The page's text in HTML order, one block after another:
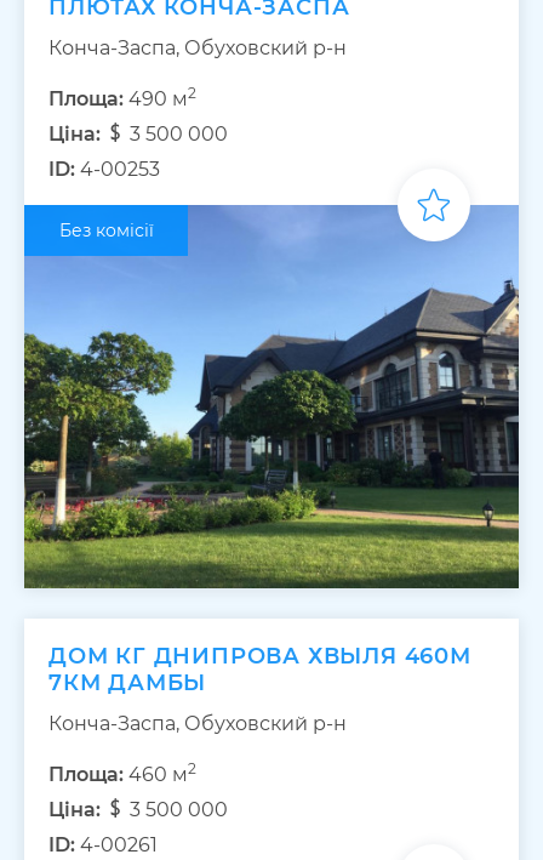
ПЛЮТАХ КОНЧА-ЗАСПА
Конча-Заспа, Обуховский р-н
Площа: 490 м2
Ціна:
3 500 000
ID: 4-00253
Без комісії
ДОМ КГ ДНИПРОВА ХВЫЛЯ 460М
7КМ ДАМБЫ
Конча-Заспа, Обуховский р-н
Площа: 460 м2
Ціна:
3 500 000
ID: 4-00261